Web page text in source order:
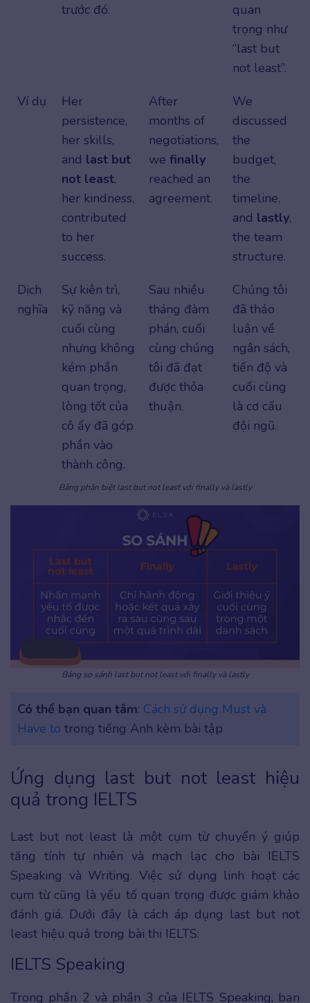
trước đó.
quan
trọng như
“last but
not least”.
Ví dụ
Her
persistence,
her skills,
and last but
not least,
her kindness,
contributed
to her
success.
After
months of
negotiations,
we finally
reached an
agreement.
We
discussed
the
budget,
the
timeline,
and lastly,
the team
structure.
Dịch
nghĩa
Sự kiên trì,
kỹ năng và
cuối cùng
nhưng không
kém phần
quan trọng,
lòng tốt của
cô ấy đã góp
phần vào
thành công.
Sau nhiều
tháng đàm
phán, cuối
cùng chúng
tôi đã đạt
được thỏa
thuận.
Chúng tôi
đã thảo
luận về
ngân sách,
tiến độ và
cuối cùng
là cơ cấu
đội ngũ.
Bảng phân biệt last but not least với finally và lastly
Bảng so sánh last but not least với finally và lastly
Có thể bạn quan tâm: Cách sử dụng Must và
Have to trong tiếng Anh kèm bài tập
Ứng dụng last but not least hiệu
quả trong IELTS
Last but not least là một cụm từ chuyển ý giúp
tăng tính tự nhiên và mạch lạc cho bài IELTS
Speaking và Writing. Việc sử dụng linh hoạt các
cụm từ cũng là yếu tố quan trọng được giám khảo
đánh giá. Dưới đây là cách áp dụng last but not
least hiệu quả trong bài thi IELTS:
IELTS Speaking
Trong phần 2 và phần 3 của IELTS Speaking, bạn